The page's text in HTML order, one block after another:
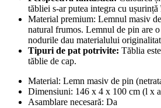
tăbliei s-ar putea integra cu
Material premium: Lemnul masiv
natural frumos. Lemnul de pin are
nodurile dau materialului
Tipuri de pat potrivite: Tăblia
tăblie de cap.
Material: Lemn masiv de pin
Dimensiuni: 146 x 4 x 100 cm (l x
Asamblare necesară: Da